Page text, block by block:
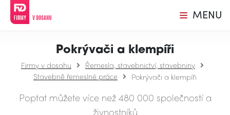
MENU
Pokrývači a klempíři
Firmy v dosahu
Řemesla, stavebnictví, stavebniny
Stavebně řemeslné práce
Pokrývači a klempíři
Poptat můžete více než 480 000 společností a
živnostníků